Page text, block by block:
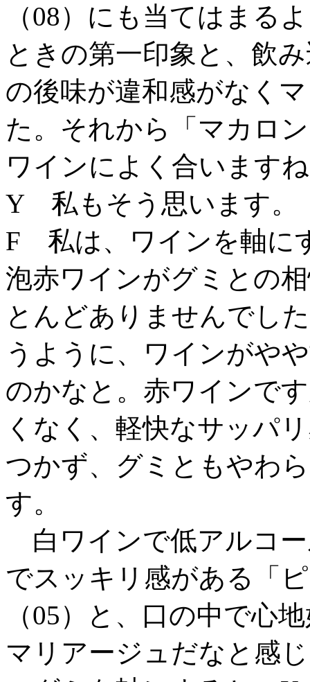
（08）にも当てはまる
ときの第一印象と、飲
の後味が違和感がなく
た。それから「マカロ
ワインによく合います
Y 私もそう思います。
F 私は、ワインを軸に
泡赤ワインがグミとの
とんどありませんでし
うように、ワインがや
のかなと。赤ワインで
くなく、軽快なサッパ
つかず、グミともやわ
す。
白ワインで低アルコ
でスッキリ感がある「
（05）と、口の中で心
マリアージュだなと感